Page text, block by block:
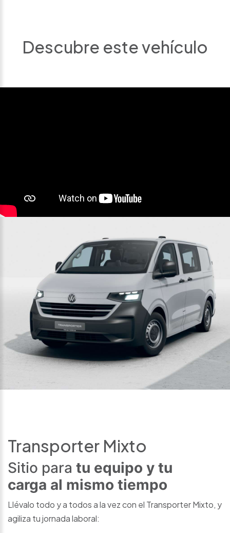
Descubre este vehículo
Transporter Mixto
Sitio para tu equipo y tu
carga al mismo tiempo
Llévalo todo y a todos a la vez con el Transporter Mixto, y
agiliza tu jornada laboral: